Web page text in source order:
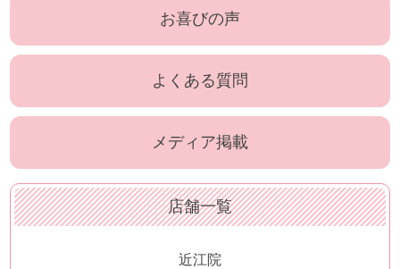
お喜びの声
よくある質問
メディア掲載
店舗一覧
近江院